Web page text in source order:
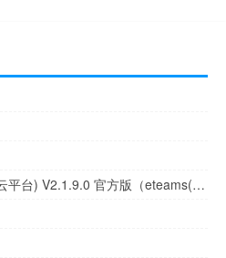
eteams(一体化的移动办公云平台) V2.1.9.0 官方版（eteams(一体化的移动办公云平台) V2.1.9.0 官方版功能简介）